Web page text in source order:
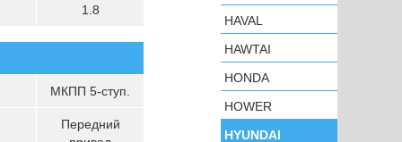
1.8
МКПП 5-ступ.
Передний
HAVAL
HAWTAI
HONDA
HOWER
HYUNDAI